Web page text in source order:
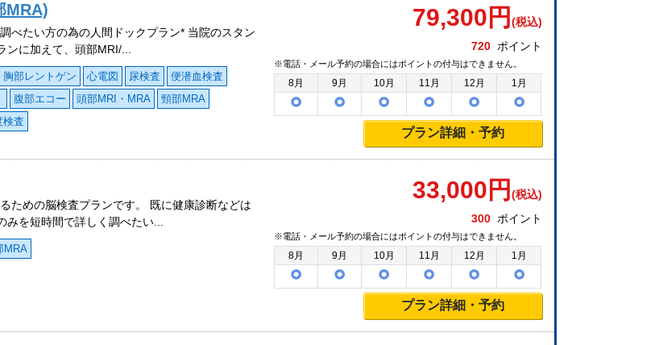
MRA)
べたい方の為の人間ドックプラン* 当院のスタン
ンに加えて、頭部MRI/...
胸部レントゲン 心電図 尿検査
便潜血検査
腹部エコー 頭部MRI・MRA
頸部MRA
検査
79,300 円 (税込)
720 ポイント
※電話・メール予約の場合にはポイントの付与はできません。
8月 9月 10月 11月 12月 1月
プラン詳細・予約
ための脳検査プランです。 既に健康診断などは
みを短時間で詳しく調べたい...
MRA
33,000 円 (税込)
300 ポイント
※電話・メール予約の場合にはポイントの付与はできません。
8月 9月 10月 11月 12月 1月
プラン詳細・予約